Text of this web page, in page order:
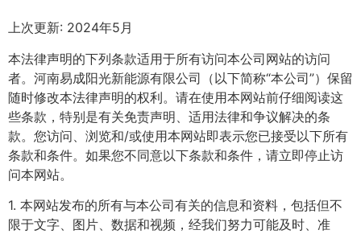
上次更新: 2024年5月
本法律声明的下列条款适用于所有访问本公司网站的访问
者。河南易成阳光新能源有限公司（以下简称“本公司”）保留
随时修改本法律声明的权利。请在使用本网站前仔细阅读这
些条款，特别是有关免责声明、适用法律和争议解决的条
款。您访问、浏览和/或使用本网站即表示您已接受以下所有
条款和条件。如果您不同意以下条款和条件，请立即停止访
问本网站。
1. 本网站发布的所有与本公司有关的信息和资料，包括但不
限于文字、图片、数据和视频，经我们努力可能及时、准